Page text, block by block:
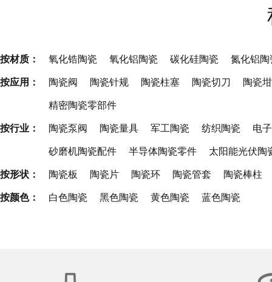
按材质： 氧化锆陶瓷 氧化铝陶瓷 碳化硅陶瓷 氮化铝陶
按应用： 陶瓷阀 陶瓷针规 陶瓷柱塞 陶瓷切刀 陶瓷
精密陶瓷零部件
按行业： 陶瓷泵阀 陶瓷量具 军工陶瓷 纺织陶瓷 电
砂磨机陶瓷配件 半导体陶瓷零件 太阳能光伏陶
按形状： 陶瓷板 陶瓷片 陶瓷环 陶瓷管套 陶瓷棒柱
按颜色： 白色陶瓷 黑色陶瓷 黄色陶瓷 蓝色陶瓷